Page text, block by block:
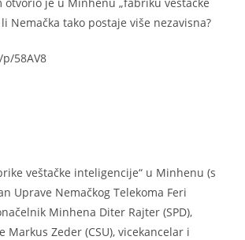
Nemačka tako postaje više nezavisna?
58AV8
veštačke inteligencije“ u Minhenu (s
Uprave Nemačkog Telekoma Feri
Minhena Diter Rajter (SPD),
Markus Zeder (CSU), vicekancelar i